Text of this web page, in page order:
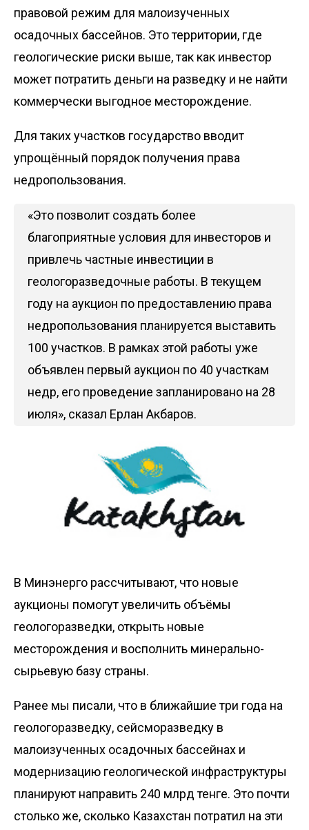
правовой режим для малоизученных
осадочных бассейнов. Это территории, где
геологические риски выше, так как инвестор
может потратить деньги на разведку и не найти
коммерчески выгодное месторождение.
Для таких участков государство вводит
упрощённый порядок получения права
недропользования.
«Это позволит создать более
благоприятные условия для инвесторов и
привлечь частные инвестиции в
геологоразведочные работы. В текущем
году на аукцион по предоставлению права
недропользования планируется выставить
100 участков. В рамках этой работы уже
объявлен первый аукцион по 40 участкам
недр, его проведение запланировано на 28
июля», сказал Ерлан Акбаров.
В Минэнерго рассчитывают, что новые
аукционы помогут увеличить объёмы
геологоразведки, открыть новые
месторождения и восполнить минерально-
сырьевую базу страны.
Ранее мы писали, что в ближайшие три года на
геологоразведку, сейсморазведку в
малоизученных осадочных бассейнах и
модернизацию геологической инфраструктуры
планируют направить 240 млрд тенге. Это почти
столько же, сколько Казахстан потратил на эти